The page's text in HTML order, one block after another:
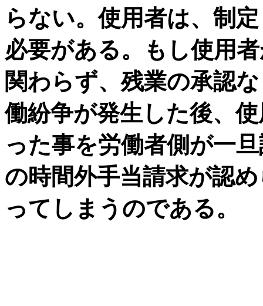
らない。使用者は、制
必要がある。もし使用
関わらず、残業の承認
働紛争が発生した後、
った事を労働者側が一
の時間外手当請求が認
ってしまうのである。